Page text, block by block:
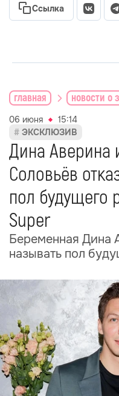
Ссылка
главная новости о
06 июня
15:14
ЭКСКЛЮЗИВ
Дина Аверина
Соловьёв
пол будущего
Super
Беременная Дина
называть пол